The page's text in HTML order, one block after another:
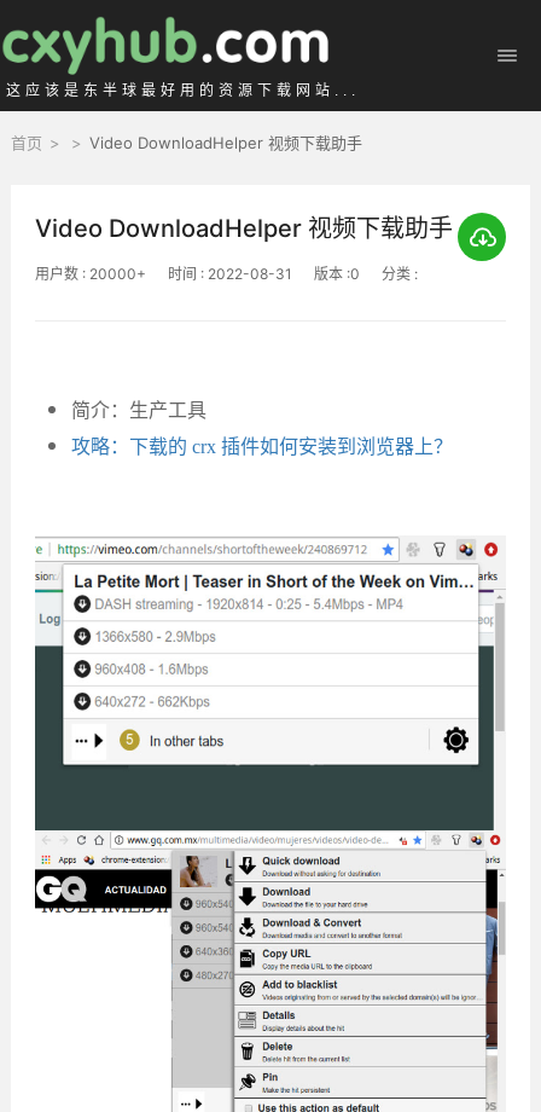
这应该是东半球最好用的资源下载网站...
首页 > > Video DownloadHelper 视频下载助手
Video DownloadHelper 视频下载助手
用户数 : 20000+ 时间 : 2022-08-31 版本 :0 分类 :
简介：生产工具
攻略：下载的 crx 插件如何安装到浏览器上？